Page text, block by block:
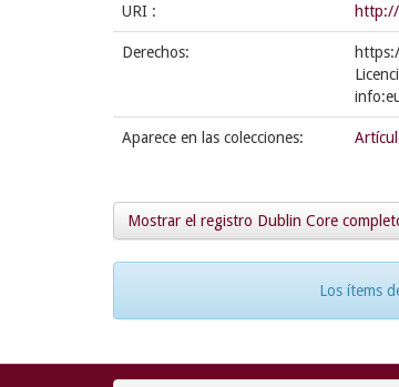
URI :
Derechos:
Aparece en las colecciones:
Mostrar el registro Dublin Core
Los ítems